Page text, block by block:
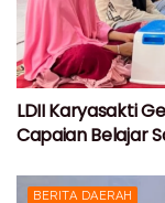
LDII Karyasakti
Capaian Belajar
BERITA DAERAH